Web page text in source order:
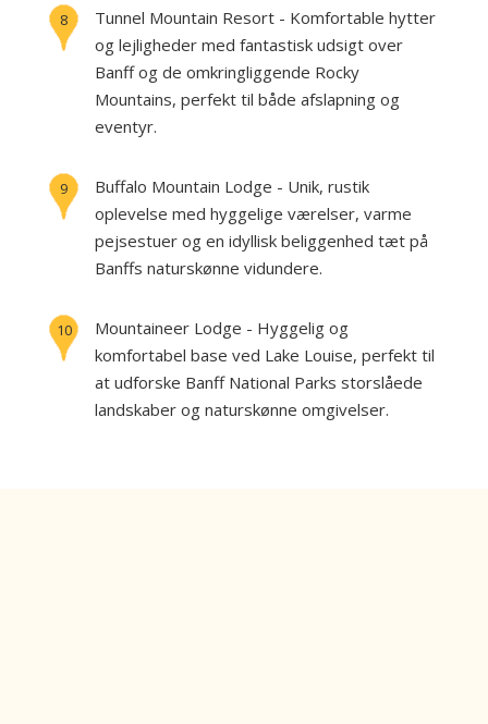
8
Tunnel Mountain Resort - Komfortable hytter
og lejligheder med fantastisk udsigt over
Banff og de omkringliggende Rocky
Mountains, perfekt til både afslapning og
eventyr.
9
Buffalo Mountain Lodge - Unik, rustik
oplevelse med hyggelige værelser, varme
pejsestuer og en idyllisk beliggenhed tæt på
Banffs naturskønne vidundere.
10
Mountaineer Lodge - Hyggelig og
komfortabel base ved Lake Louise, perfekt til
at udforske Banff National Parks storslåede
landskaber og naturskønne omgivelser.